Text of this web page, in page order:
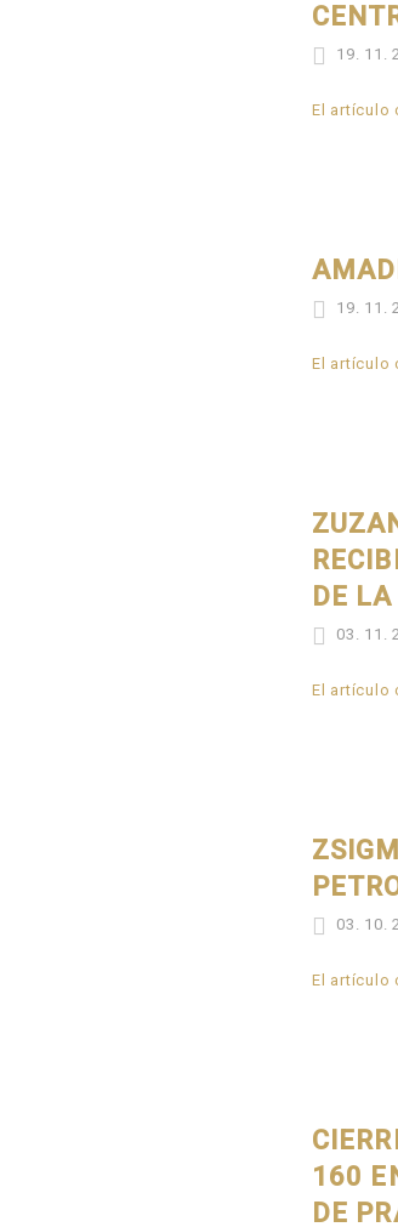
19. 11.
El artículo
19. 11.
El artículo
DE
03. 11.
El artículo
03. 10.
El artículo
160
DE